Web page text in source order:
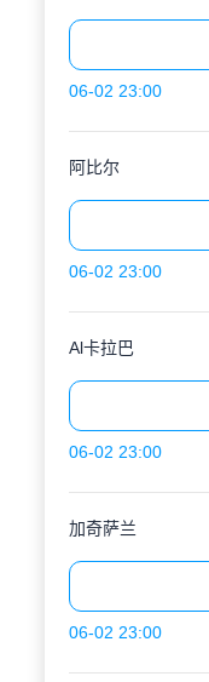
06-02 23:00
阿比尔
06-02 23:00
Al卡拉巴
06-02 23:00
加奇萨兰
06-02 23:00